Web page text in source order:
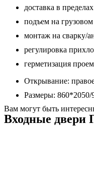
доставка в
подъем на
монтаж на сварку/
регулировка
герметизация
Открывание:
Размеры: 860*2050/
Вам могут быть
Входные